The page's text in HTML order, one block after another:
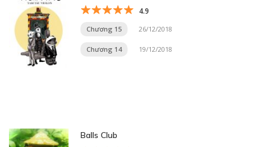
4.9
Chương 15 26/12/2018
Chương 14 19/12/2018
Balls Club